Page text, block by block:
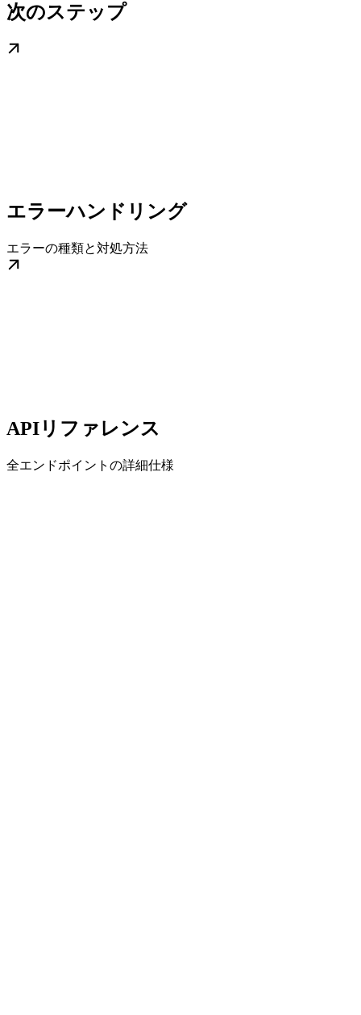
次のステップ
エラーハンドリング
エラーの種類と対処方法
APIリファレンス
全エンドポイントの詳細仕様